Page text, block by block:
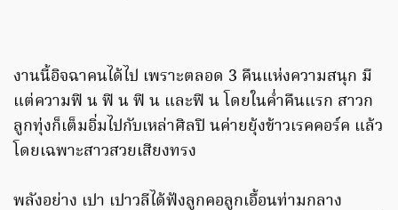
งานนี้อิจฉาคนได้ไป เพราะตลอด 3 คืนแห่งความสนุก มี
แต่ความฟิ น ฟิ น ฟิ น และฟิ น โดยในค่ำคืนแรก สาวก
ลูกทุ่งก็เต็มอิ่มไปกับเหล่าศิลปิ นค่ายยุ้งข้าวเรคคอร์ค แล้ว
โดยเฉพาะสาวสวยเสียงทรง
พลังอย่าง เปา เปาวลีได้ฟังลูกคอลูกเอื้อนท่ามกลาง